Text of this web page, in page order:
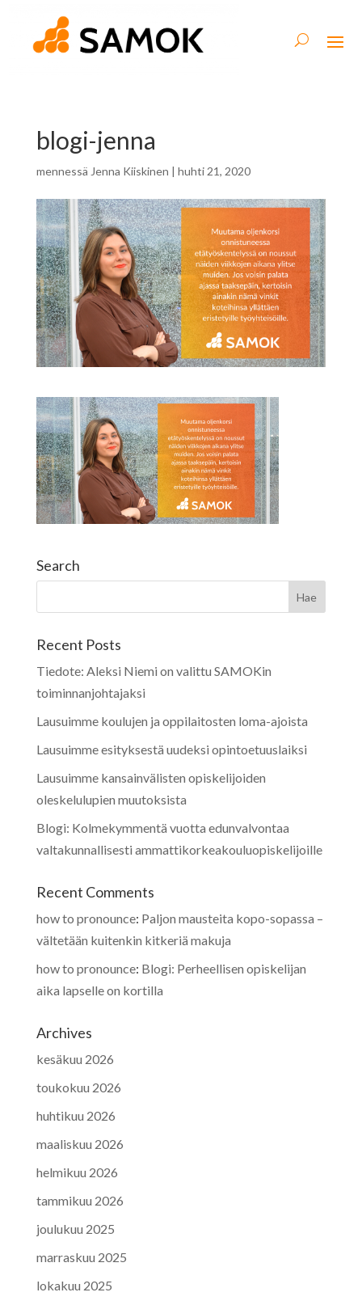
blogi-jenna
mennessä Jenna Kiiskinen | huhti 21, 2020
Search
Recent Posts
Tiedote: Aleksi Niemi on valittu SAMOKin
toiminnanjohtajaksi
Lausuimme koulujen ja oppilaitosten loma-ajoista
Lausuimme esityksestä uudeksi opintoetuuslaiksi
Lausuimme kansainvälisten opiskelijoiden
oleskelulupien muutoksista
Blogi: Kolmekymmentä vuotta edunvalvontaa
valtakunnallisesti ammattikorkeakouluopiskelijoille
Recent Comments
how to pronounce: Paljon mausteita kopo-sopassa –
vältetään kuitenkin kitkeriä makuja
how to pronounce: Blogi: Perheellisen opiskelijan
aika lapselle on kortilla
Archives
kesäkuu 2026
toukokuu 2026
huhtikuu 2026
maaliskuu 2026
helmikuu 2026
tammikuu 2026
joulukuu 2025
marraskuu 2025
lokakuu 2025